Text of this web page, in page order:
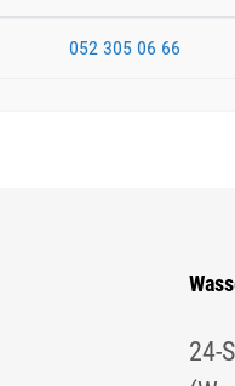
052 305 06 66
24-